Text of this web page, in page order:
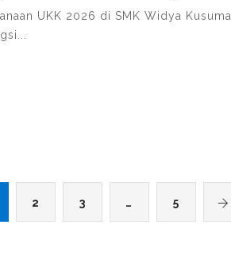
UKK 2026 di SMK Widya Kusuma
2 3 … 5